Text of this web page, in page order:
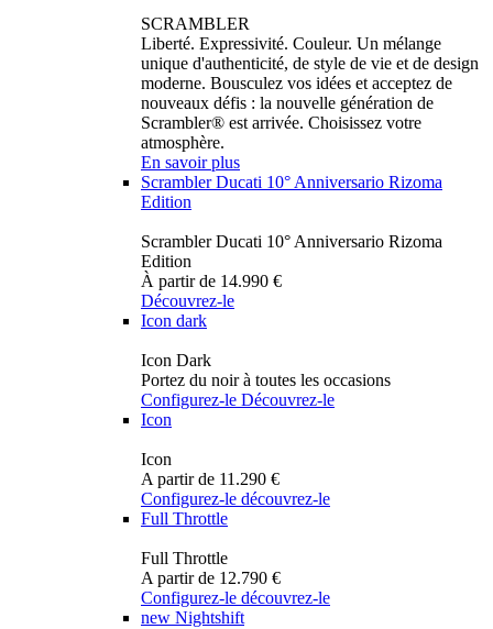
SCRAMBLER
Liberté. Expressivité. Couleur. Un mélange
unique d'authenticité, de style de vie et de design
moderne. Bousculez vos idées et acceptez de
nouveaux défis : la nouvelle génération de
Scrambler® est arrivée. Choisissez votre
atmosphère.
En savoir plus
Scrambler Ducati 10° Anniversario Rizoma
Edition
Scrambler Ducati 10° Anniversario Rizoma
Edition
À partir de 14.990 €
Découvrez-le
Icon dark
Icon Dark
Portez du noir à toutes les occasions
Configurez-le Découvrez-le
Icon
Icon
A partir de 11.290 €
Configurez-le découvrez-le
Full Throttle
Full Throttle
A partir de 12.790 €
Configurez-le découvrez-le
new Nightshift